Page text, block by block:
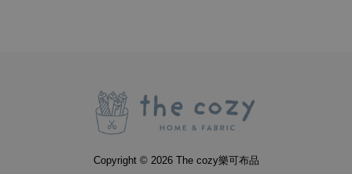
Copyright © 2026 The cozy樂可布品